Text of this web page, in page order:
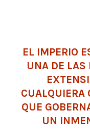
EL IMPERIO
UNA DE LAS
CUALQUIERA
QUE
UN